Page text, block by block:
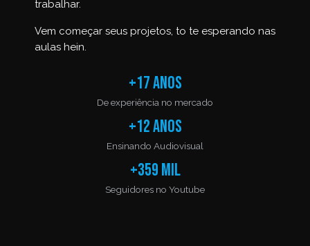
trabalhar.
Vem começar seus projetos, to te esperando nas
aulas hein.
+17 anos
De experiência no mercado
+12 anos
Ensinando Audiovisual
+359 mil
Seguidores no Youtube